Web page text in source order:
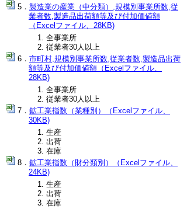
製造業の産業（中分類）,規模別事業所数,従
業者数,製造品出荷額等及び付加価値額
（Excelファイル、28KB)
全事業所
従業者30人以上
市町村,規模別事業所数,従業者数,製造品出荷
額等及び付加価値額（Excelファイル、
28KB)
全事業所
従業者30人以上
鉱工業指数（業種別）（Excelファイル、
30KB)
生産
出荷
在庫
鉱工業指数（財分類別）（Excelファイル、
24KB)
生産
出荷
在庫